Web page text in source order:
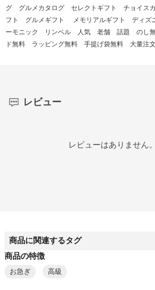
グ グルメカタログ セレクトギフト チョイス
フト グルメギフト メモリアルギフト ディ
ーモニック リンベル 人気 老舗 話題 のし無
ド無料 ラッピング無料 手提げ袋無料 大量注
レビュー
レビューはありません。
商品に関連するタグ
商品の特徴
お急ぎ 高級